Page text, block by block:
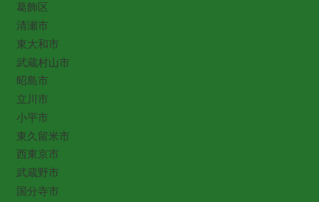
葛飾区
清瀬市
東大和市
武蔵村山市
昭島市
立川市
小平市
東久留米市
西東京市
武蔵野市
国分寺市